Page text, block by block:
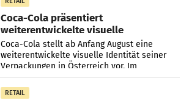
Coca-Cola präsentiert
weiterentwickelte visuelle
Markenidentität
Coca-Cola stellt ab Anfang August eine
weiterentwickelte visuelle Identität seiner
Verpackungen in Österreich vor. Im
Mittelpunkt des Redesigns stehen zentrale
Gestaltungselemente
RETAIL